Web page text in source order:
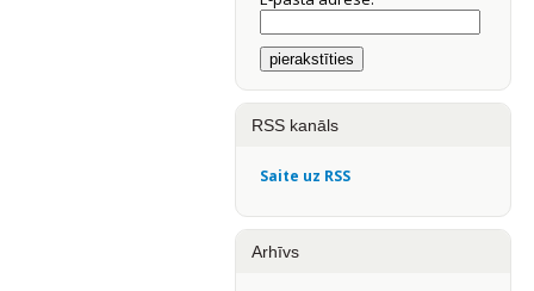
RSS kanāls
Saite uz RSS
Arhīvs